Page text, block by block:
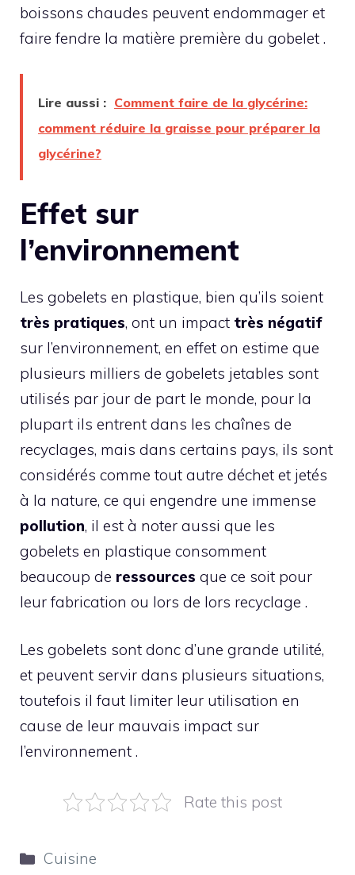
boissons chaudes peuvent endommager et
faire fendre la matière première du gobelet .
Lire aussi : Comment faire de la glycérine:
comment réduire la graisse pour préparer la
glycérine?
Effet sur
l’environnement
Les gobelets en plastique, bien qu’ils soient
très pratiques, ont un impact très négatif
sur l’environnement, en effet on estime que
plusieurs milliers de gobelets jetables sont
utilisés par jour de part le monde, pour la
plupart ils entrent dans les chaînes de
recyclages, mais dans certains pays, ils sont
considérés comme tout autre déchet et jetés
à la nature, ce qui engendre une immense
pollution, il est à noter aussi que les
gobelets en plastique consomment
beaucoup de ressources que ce soit pour
leur fabrication ou lors de lors recyclage .
Les gobelets sont donc d’une grande utilité,
et peuvent servir dans plusieurs situations,
toutefois il faut limiter leur utilisation en
cause de leur mauvais impact sur
l’environnement .
Rate this post
Catégories
Cuisine